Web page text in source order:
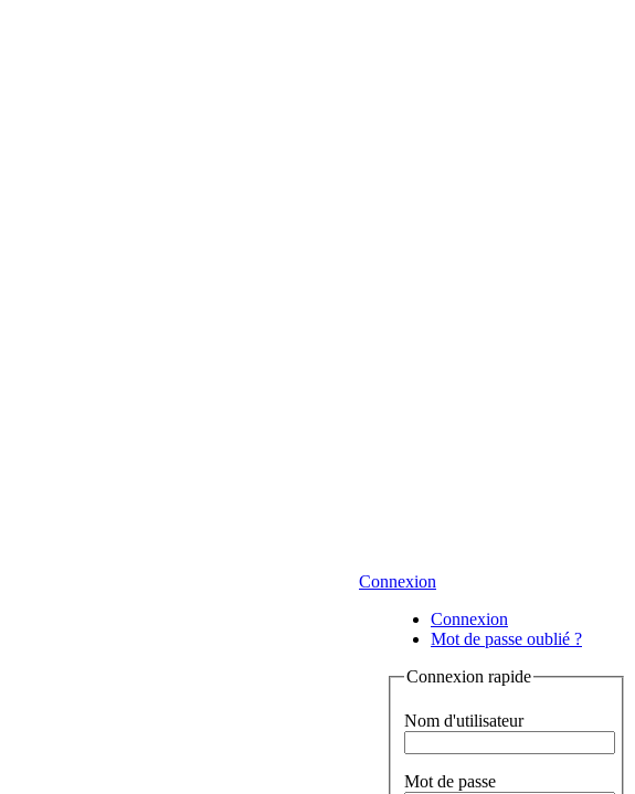
Connexion
Connexion
Mot de passe oublié ?
Connexion rapide
Nom d'utilisateur
Mot de passe